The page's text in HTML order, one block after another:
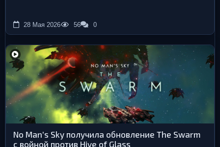
28 Мая 2026 56 0
No Man’s Sky получила обновление The Swarm
с войной против Hive of Glass